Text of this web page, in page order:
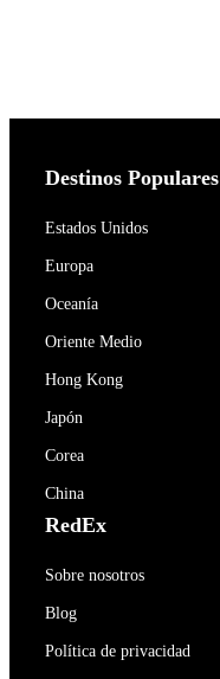
Destinos Populares
Estados Unidos
Europa
Oceanía
Oriente Medio
Hong Kong
Japón
Corea
China
RedEx
Sobre nosotros
Blog
Política de privacidad